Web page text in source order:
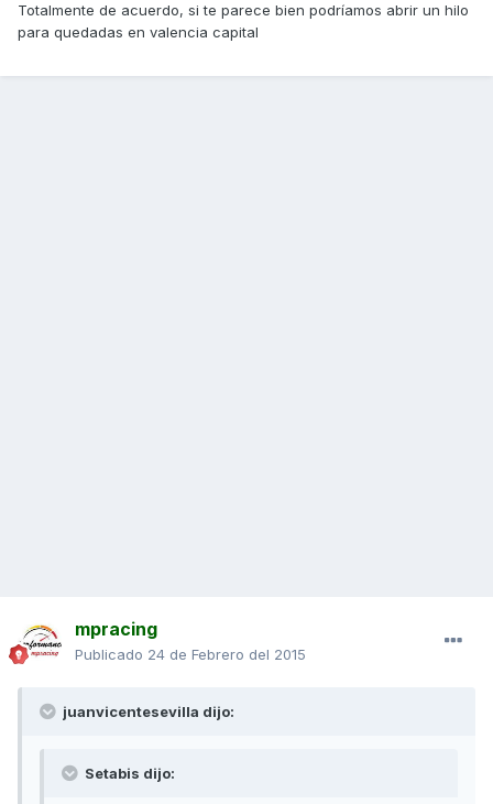
Totalmente de acuerdo, si te parece bien podríamos abrir un hilo
para quedadas en valencia capital
mpracing
Publicado 24 de Febrero del 2015
juanvicentesevilla dijo:
Setabis dijo: